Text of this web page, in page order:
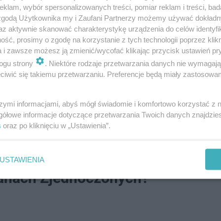
Paluchu". Wolontariusze je krytykują
- Okres przygotowawczy też pokazał, że nasi
To jest bardzo ważne. Zatem myślę, że w tym
naszej drużyny pociągnie nas do tego, żeby
Zjednoczonych?
wybór spersonalizowanych treści, pomiar reklam i treści,
Użytkownika my i Zaufani Partnerzy możemy używać
aktywnie skanować charakterystykę urządzenia do celów
prosimy o zgodę na korzystanie z tych technologii poprzez
i zawsze możesz ją zmienić/wycofać klikając przycisk ustawień
strony
. Niektóre rodzaje przetwarzania danych nie
się takiemu przetwarzaniu. Preferencje będą miały
informacjami, abyś mógł świadomie i komfortowo korzystać z
informacje dotyczące przetwarzania Twoich danych
oraz po kliknięciu w „Ustawienia”.
USTAWIENIA